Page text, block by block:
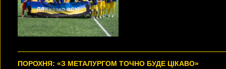
ПОРОХНЯ: «З МЕТАЛУРГОМ ТОЧНО БУДЕ ЦІКАВО»